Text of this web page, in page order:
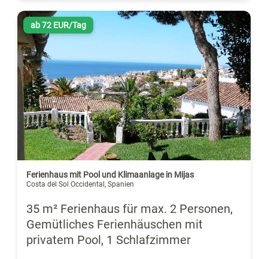
ab 72 EUR/Tag
Ferienhaus mit Pool und Klimaanlage in Mijas
Costa del Sol Occidental, Spanien
35 m² Ferienhaus für max. 2 Personen,
Gemütliches Ferienhäuschen mit
privatem Pool, 1 Schlafzimmer